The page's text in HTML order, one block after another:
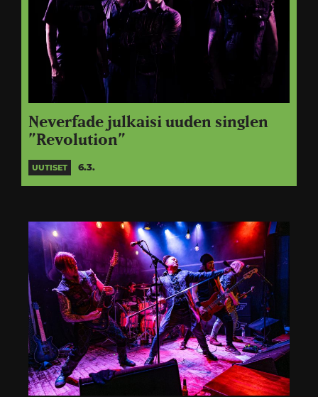
Neverfade julkaisi uuden singlen
”Revolution”
UUTISET 6.3.